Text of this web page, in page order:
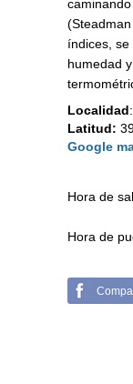
índices, se
humedad
Localidad:
Latitud:
Google
Hora de
Hora de